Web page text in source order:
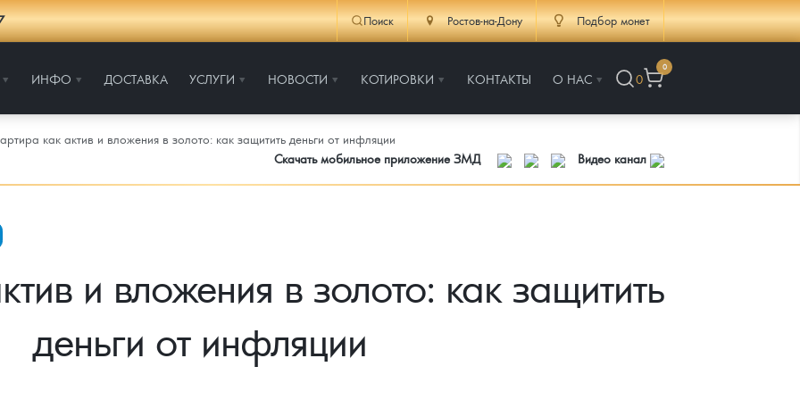
Поиск Ростов-на-Дону Подбор монет
ИНФО ДОСТАВКА УСЛУГИ НОВОСТИ КОТИРОВКИ КОНТАКТЫ О НАС 0
0
как актив и вложения в золото: как защитить деньги от инфляции
Скачать мобильное приложение ЗМД
Видео канал
и вложения в золото: как защитить
деньги от инфляции